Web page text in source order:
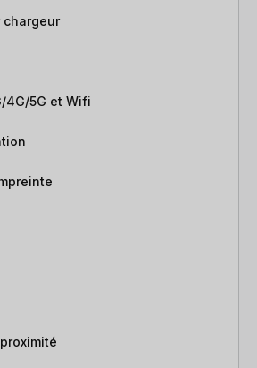
chargeur
4G/5G et Wifi